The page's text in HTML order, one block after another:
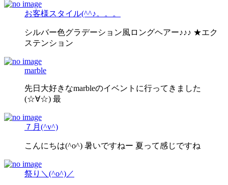
お客様スタイル(^^♪。。。
シルバー色グラデーション風ロングヘアー♪♪♪ ★エク
ステンション
marble
先日大好きなmarbleのイベントに行ってきました
(☆∀☆) 最
７月(^v^)
こんにちは(^o^) 暑いですねー 夏って感じですね
祭り＼(^o^)／